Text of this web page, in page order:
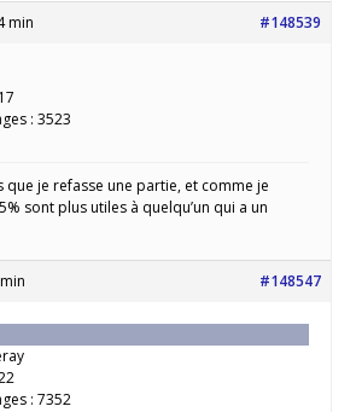
min #148539
: 3523
que je refasse une partie, et comme je
sont plus utiles à quelqu’un qui a un
#148547
: 7352